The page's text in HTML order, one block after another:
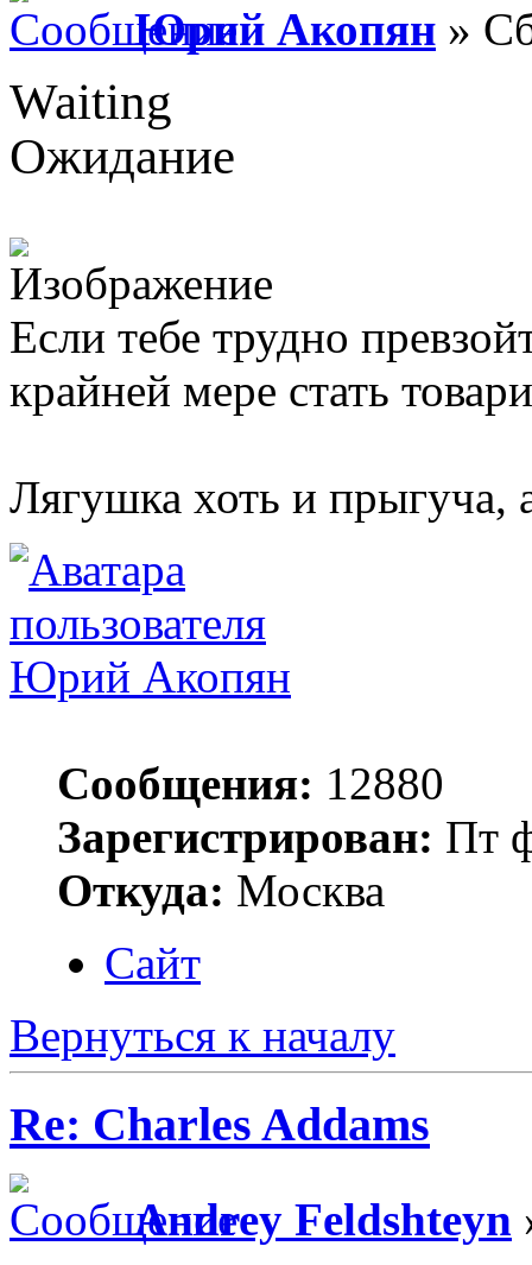
Юрий Акопян »
Waiting
Ожидание
Если тебе трудно
крайней мере стать
Лягушка хоть и прыгуча,
Юрий Акопян
Сообщения: 12880
Зарегистрирован: Пт
Откуда: Москва
Сайт
Вернуться к началу
Re: Charles Addams
Andrey Feldshteyn